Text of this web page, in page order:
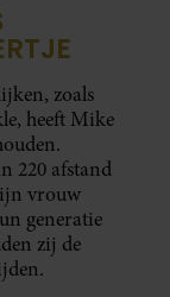
zoals
heeft Mike
220 afstand
vrouw
generatie
zij de